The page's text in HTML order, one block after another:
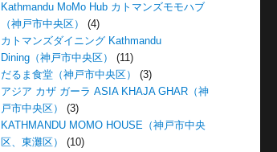
Kathmandu MoMo Hub カトマンズモモハブ
（神戸市中央区）
(4)
カトマンズダイニング Kathmandu
Dining（神戸市中央区）
(11)
だるま食堂（神戸市中央区）
(3)
アジア カザ ガーラ ASIA KHAJA GHAR（神
戸市中央区）
(3)
KATHMANDU MOMO HOUSE（神戸市中央
区、東灘区）
(10)